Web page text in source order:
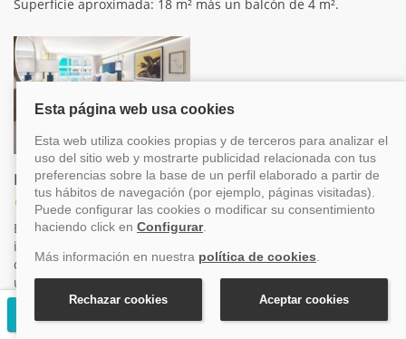
Superficie aproximada: 18 m² más un balcón de 4 m².
Balcón Vista Vecindario Cuádruple Garantizado
Categoría NQ
Este camarote garantiza balcón con vistas hacia las zonas
interiores del barco, como Central Park o Surfside, ideal para
quienes buscan una perspectiva diferente del crucero. La
ubicación exacta y número de cabina serán determinados por
la naviera en cualquier momento antes del embarque y no
podrán modificarse una vez asignados. Algunos pueden